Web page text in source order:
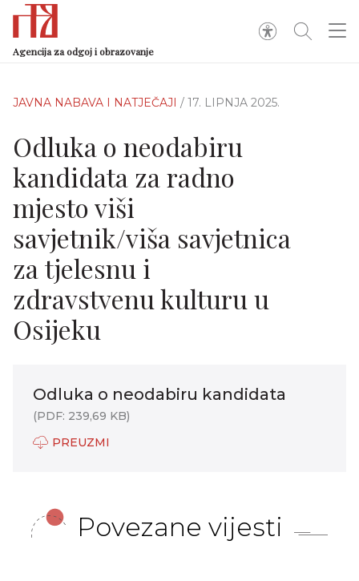
Agencija za odgoj i obrazovanje
JAVNA NABAVA I NATJEČAJI / 17. LIPNJA 2025.
Odluka o neodabiru
kandidata za radno
mjesto viši
savjetnik/viša savjetnica
za tjelesnu i
zdravstvenu kulturu u
Osijeku
Odluka o neodabiru kandidata
(PDF: 239,69 KB)
PREUZMI
Povezane vijesti